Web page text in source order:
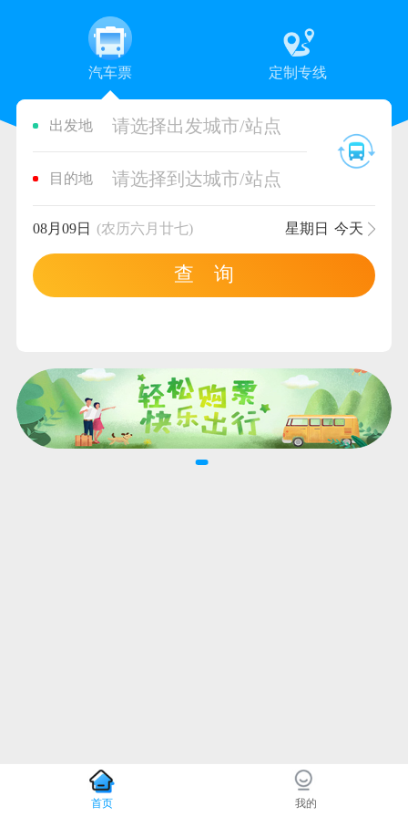
汽车票 定制专线
出发地 请选择出发城市/站点
目的地 请选择到达城市/站点
08月09日 (农历六月廿七) 星期日 今天
查 询
首页 我的